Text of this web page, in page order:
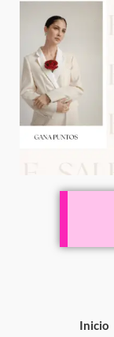
Inicio